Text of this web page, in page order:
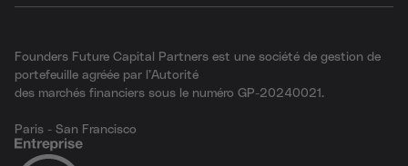
Founders Future Capital Partners est une société de gestion de
portefeuille agréée par l’Autorité
des marchés financiers sous le numéro GP-20240021.
Paris - San Francisco